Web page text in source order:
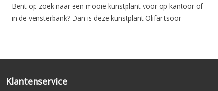
Bent op zoek naar een mooie kunstplant voor op kantoor of
in de vensterbank? Dan is deze kunstplant Olifantsoor
breedte is uitgevouwen +/- 50 cm. Bladkleur is groen.
Klantenservice